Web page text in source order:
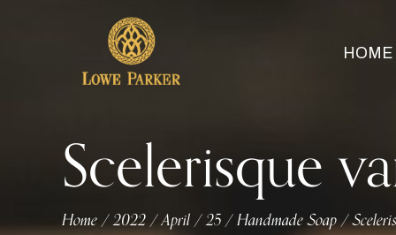
HOME
Scelerisque
Home/2022/April/25/Handmade Soap/